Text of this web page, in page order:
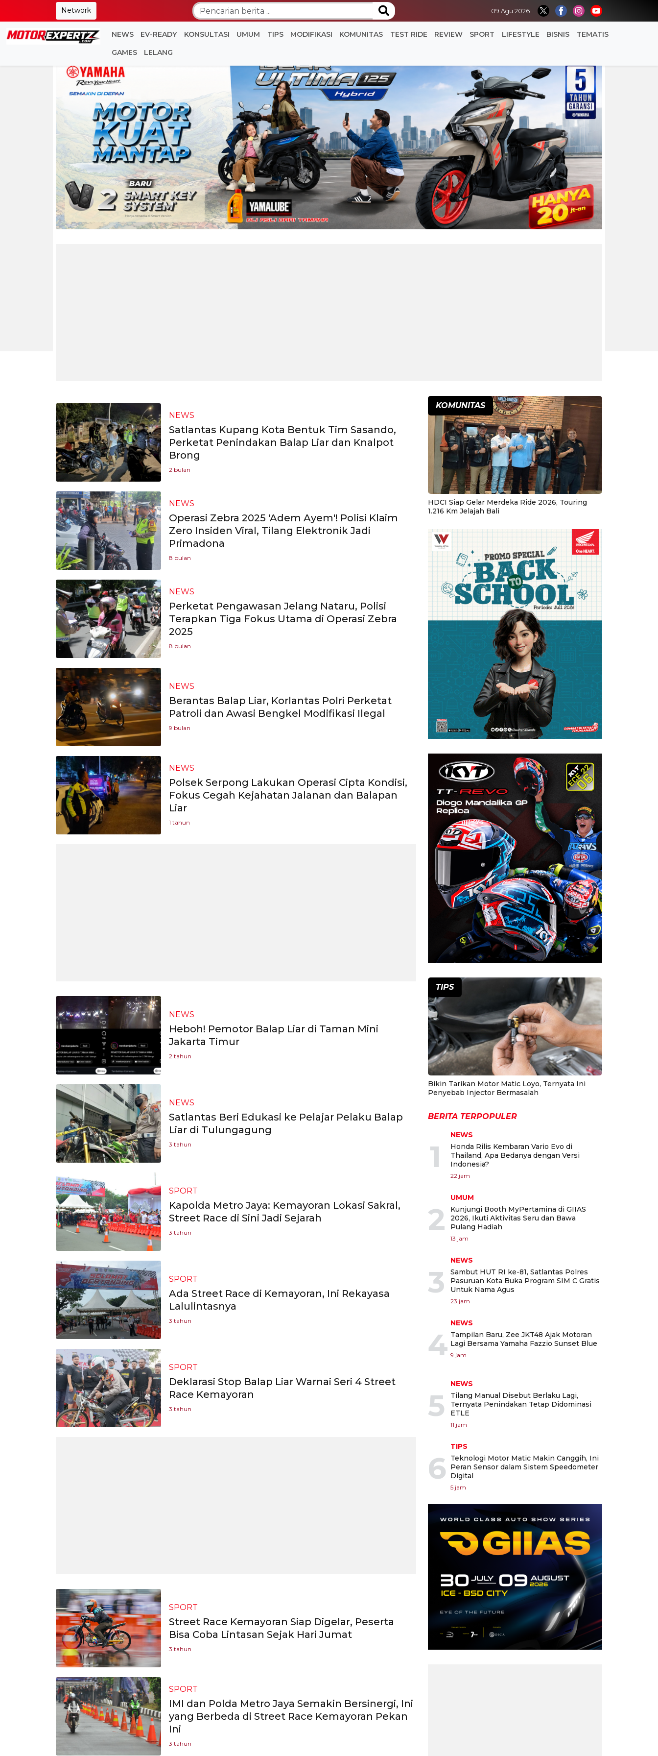
Network 09 Agu 2026
NEWS EV-READY KONSULTASI UMUM TIPS MODIFIKASI KOMUNITAS TEST RIDE REVIEW SPORT LIFESTYLE BISNIS TEMATIS
GAMES LELANG
NEWS
Satlantas Kupang Kota Bentuk Tim Sasando,
Perketat Penindakan Balap Liar dan Knalpot
Brong
2 bulan
NEWS
Operasi Zebra 2025 'Adem Ayem'! Polisi Klaim
Zero Insiden Viral, Tilang Elektronik Jadi
Primadona
8 bulan
NEWS
Perketat Pengawasan Jelang Nataru, Polisi
Terapkan Tiga Fokus Utama di Operasi Zebra
2025
8 bulan
NEWS
Berantas Balap Liar, Korlantas Polri Perketat
Patroli dan Awasi Bengkel Modifikasi Ilegal
9 bulan
NEWS
Polsek Serpong Lakukan Operasi Cipta Kondisi,
Fokus Cegah Kejahatan Jalanan dan Balapan
Liar
1 tahun
NEWS
Heboh! Pemotor Balap Liar di Taman Mini
Jakarta Timur
2 tahun
NEWS
Satlantas Beri Edukasi ke Pelajar Pelaku Balap
Liar di Tulungagung
3 tahun
SPORT
Kapolda Metro Jaya: Kemayoran Lokasi Sakral,
Street Race di Sini Jadi Sejarah
3 tahun
SPORT
Ada Street Race di Kemayoran, Ini Rekayasa
Lalulintasnya
3 tahun
SPORT
Deklarasi Stop Balap Liar Warnai Seri 4 Street
Race Kemayoran
3 tahun
SPORT
Street Race Kemayoran Siap Digelar, Peserta
Bisa Coba Lintasan Sejak Hari Jumat
3 tahun
SPORT
IMI dan Polda Metro Jaya Semakin Bersinergi, Ini
yang Berbeda di Street Race Kemayoran Pekan
Ini
3 tahun
KOMUNITAS
HDCI Siap Gelar Merdeka Ride 2026, Touring
1.216 Km Jelajah Bali
TIPS
Bikin Tarikan Motor Matic Loyo, Ternyata Ini
Penyebab Injector Bermasalah
BERITA TERPOPULER
1
NEWS
Honda Rilis Kembaran Vario Evo di
Thailand, Apa Bedanya dengan Versi
Indonesia?
22 jam
2
UMUM
Kunjungi Booth MyPertamina di GIIAS
2026, Ikuti Aktivitas Seru dan Bawa
Pulang Hadiah
13 jam
3
NEWS
Sambut HUT RI ke-81, Satlantas Polres
Pasuruan Kota Buka Program SIM C Gratis
Untuk Nama Agus
23 jam
4
NEWS
Tampilan Baru, Zee JKT48 Ajak Motoran
Lagi Bersama Yamaha Fazzio Sunset Blue
9 jam
5
NEWS
Tilang Manual Disebut Berlaku Lagi,
Ternyata Penindakan Tetap Didominasi
ETLE
11 jam
6
TIPS
Teknologi Motor Matic Makin Canggih, Ini
Peran Sensor dalam Sistem Speedometer
Digital
5 jam